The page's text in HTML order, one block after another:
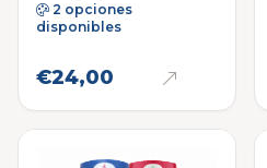
2 opciones
disponibles
€24,00